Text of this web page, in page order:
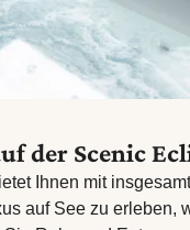
der Scenic
Ihnen mit
auf See zu erleben,